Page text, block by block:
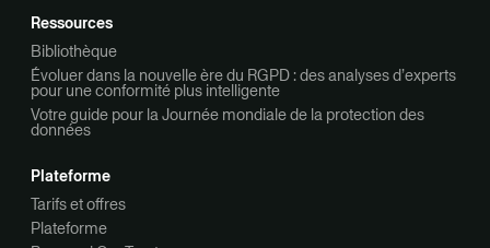
Ressources
Bibliothèque
Évoluer dans la nouvelle ère du RGPD : des analyses d’experts
pour une conformité plus intelligente
Votre guide pour la Journée mondiale de la protection des
données
Plateforme
Tarifs et offres
Plateforme